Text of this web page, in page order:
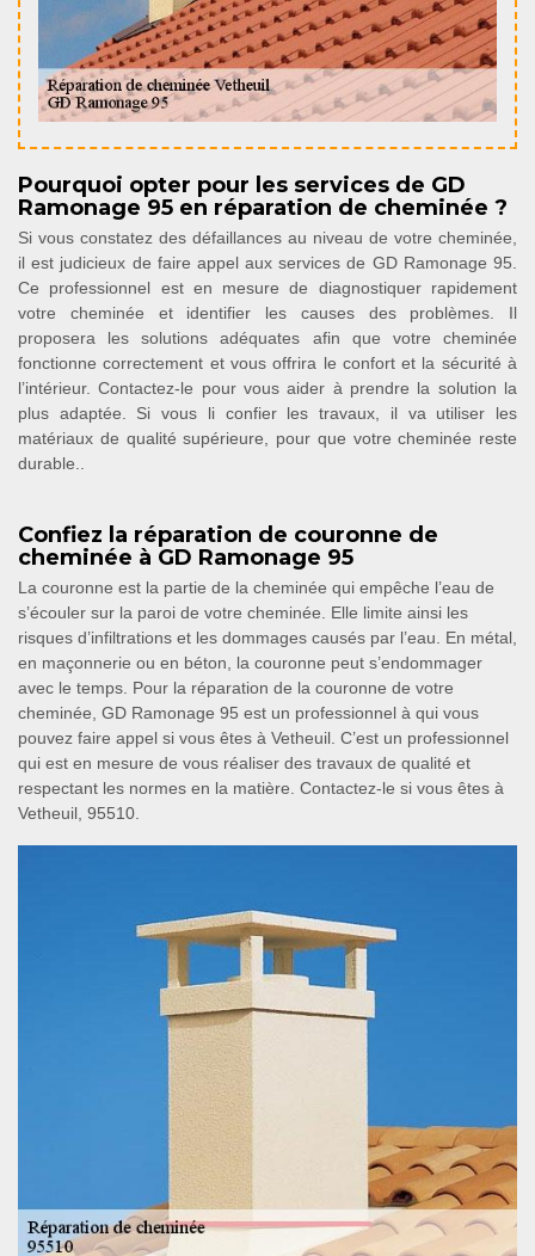
Pourquoi opter pour les services de GD
Ramonage 95 en réparation de cheminée ?
Si vous constatez des défaillances au niveau de votre cheminée,
il est judicieux de faire appel aux services de GD Ramonage 95.
Ce professionnel est en mesure de diagnostiquer rapidement
votre cheminée et identifier les causes des problèmes. Il
proposera les solutions adéquates afin que votre cheminée
fonctionne correctement et vous offrira le confort et la sécurité à
l’intérieur. Contactez-le pour vous aider à prendre la solution la
plus adaptée. Si vous li confier les travaux, il va utiliser les
matériaux de qualité supérieure, pour que votre cheminée reste
durable..
Confiez la réparation de couronne de
cheminée à GD Ramonage 95
La couronne est la partie de la cheminée qui empêche l’eau de
s’écouler sur la paroi de votre cheminée. Elle limite ainsi les
risques d’infiltrations et les dommages causés par l’eau. En métal,
en maçonnerie ou en béton, la couronne peut s’endommager
avec le temps. Pour la réparation de la couronne de votre
cheminée, GD Ramonage 95 est un professionnel à qui vous
pouvez faire appel si vous êtes à Vetheuil. C’est un professionnel
qui est en mesure de vous réaliser des travaux de qualité et
respectant les normes en la matière. Contactez-le si vous êtes à
Vetheuil, 95510.